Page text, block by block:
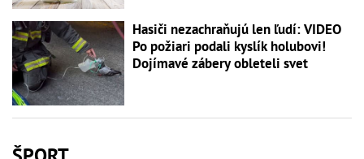
Hasiči nezachraňujú len ľudí: VIDEO
Po požiari podali kyslík holubovi!
Dojímavé zábery obleteli svet